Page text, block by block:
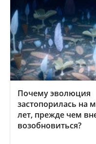
Почему эволюция
застопорилась на
лет, прежде чем
возобновиться?